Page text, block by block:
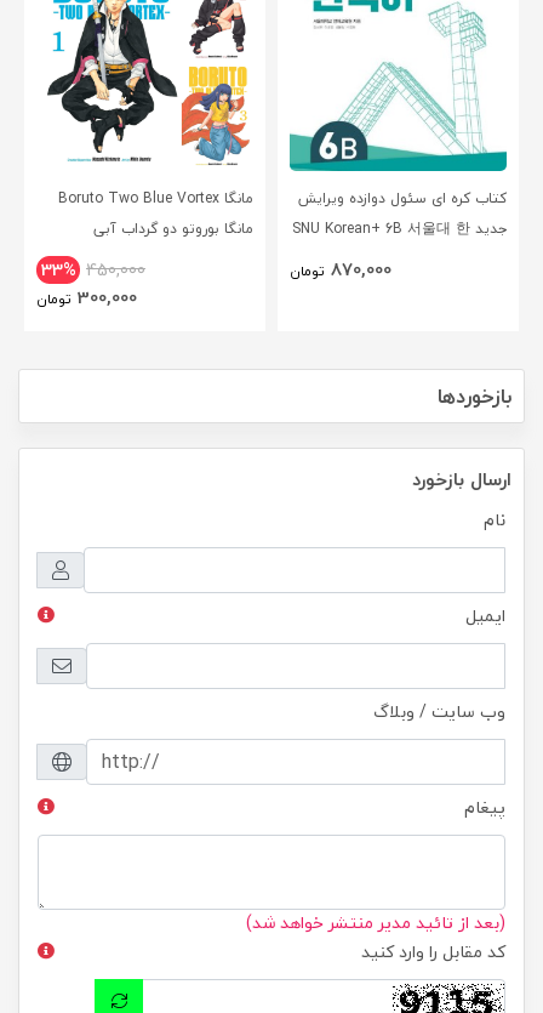
کتاب کره ای سئول دوازده ویرایش
جدید SNU Korean+ 6B 서울대 한
870,000 تومان
مانگا Boruto Two Blue Vortex
مانگا بوروتو دو گرداب آبی
33% 450,000
300,000 تومان
بازخوردها
ارسال بازخورد
نام
ایمیل
وب سایت / وبلاگ
پیغام
(بعد از تائید مدیر منتشر خواهد شد)
کد مقابل را وارد کنید